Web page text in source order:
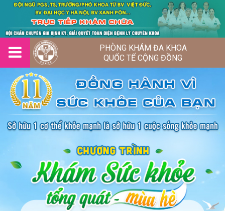
PHÒNG KHÁM ĐA KHOA
QUỐC TẾ CỘNG ĐỒNG